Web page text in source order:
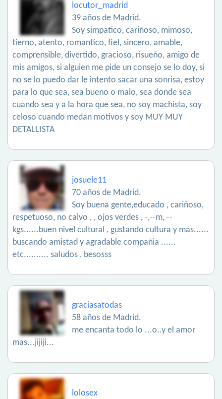
locutor_madrid
39 años de Madrid.
Soy simpatico, cariñoso, mimoso,
tierno, atento, romantico, fiel, sincero, amable,
comprensible, divertido, gracioso, risueño, amigo de
mis amigos, si alguien me pide un consejo se lo doy, si
no se lo puedo dar le intento sacar una sonrisa, estoy
para lo que sea, sea bueno o malo, sea donde sea
cuando sea y a la hora que sea, no soy machista, soy
celoso cuando medan motivos y soy MUY MUY
DETALLISTA
josuele11
70 años de Madrid.
Soy buena gente,educado , cariñoso,
respetuoso, no calvo , , ojos verdes , -,--m, --
kgs......buen nivel cultural , gustando cultura y mas......
buscando amistad y agradable compañia ......
etc.......... saludos , besosss
graciasatodas
58 años de Madrid.
me encanta todo lo ...o..y el amor
mas...jijiji...
lolosex